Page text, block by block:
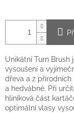
Unikátní Turn
vysoušení a
dřeva a z přírodních
a hedvábné. Při
hliníková část
optimální vlasy